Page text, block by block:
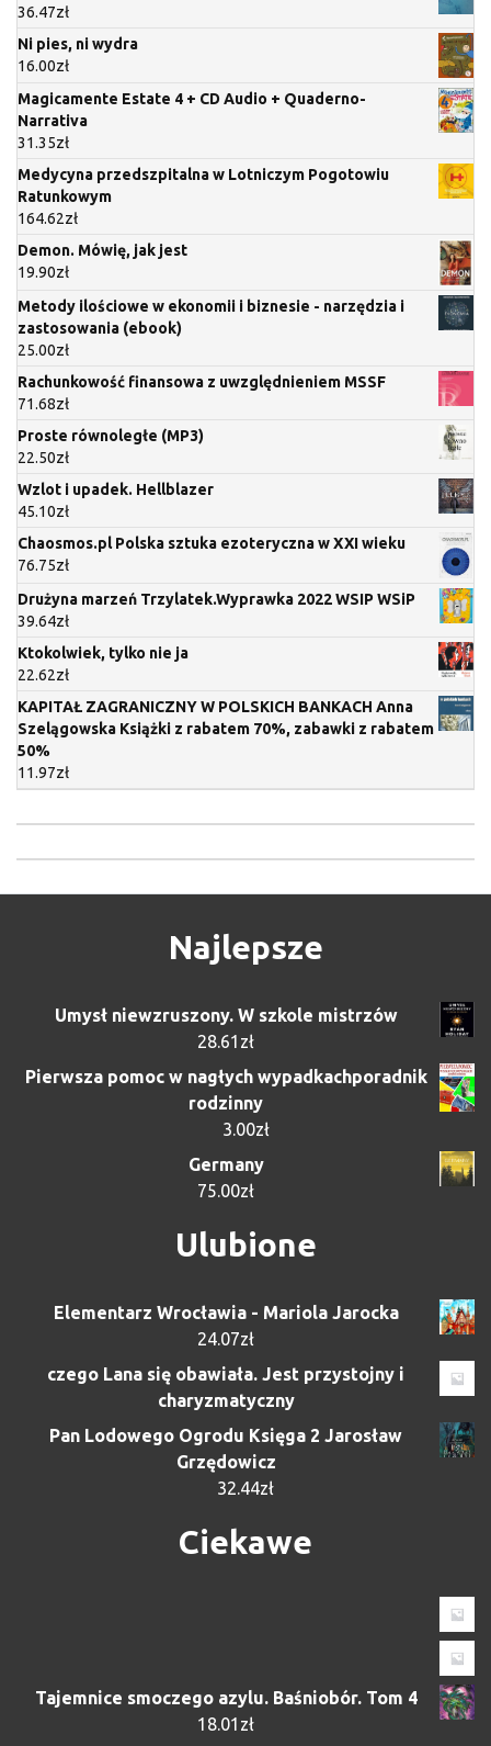
36.47zł
Ni pies, ni wydra
16.00zł
Magicamente Estate 4 + CD Audio + Quaderno-
Narrativa
31.35zł
Medycyna przedszpitalna w Lotniczym Pogotowiu
Ratunkowym
164.62zł
Demon. Mówię, jak jest
19.90zł
Metody ilościowe w ekonomii i biznesie - narzędzia i
zastosowania (ebook)
25.00zł
Rachunkowość finansowa z uwzględnieniem MSSF
71.68zł
Proste równoległe (MP3)
22.50zł
Wzlot i upadek. Hellblazer
45.10zł
Chaosmos.pl Polska sztuka ezoteryczna w XXI wieku
76.75zł
Drużyna marzeń Trzylatek.Wyprawka 2022 WSIP WSiP
39.64zł
Ktokolwiek, tylko nie ja
22.62zł
KAPITAŁ ZAGRANICZNY W POLSKICH BANKACH Anna
Szelągowska Książki z rabatem 70%, zabawki z rabatem
50%
11.97zł
Najlepsze
Umysł niewzruszony. W szkole mistrzów
28.61 zł
Pierwsza pomoc w nagłych wypadkachporadnik
rodzinny
3.00zł
Germany
75.00zł
Ulubione
Elementarz Wrocławia - Mariola Jarocka
24.07zł
czego Lana się obawiała. Jest przystojny i
charyzmatyczny
Pan Lodowego Ogrodu Księga 2 Jarosław
Grzędowicz
32.44zł
Ciekawe
Tajemnice smoczego azylu. Baśniobór. Tom 4
18.01 zł